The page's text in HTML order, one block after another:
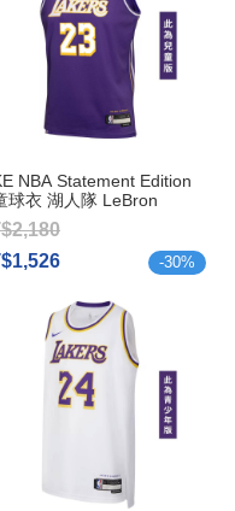
NBA Statement Edition
球衣 湖人隊 LeBron
-30%